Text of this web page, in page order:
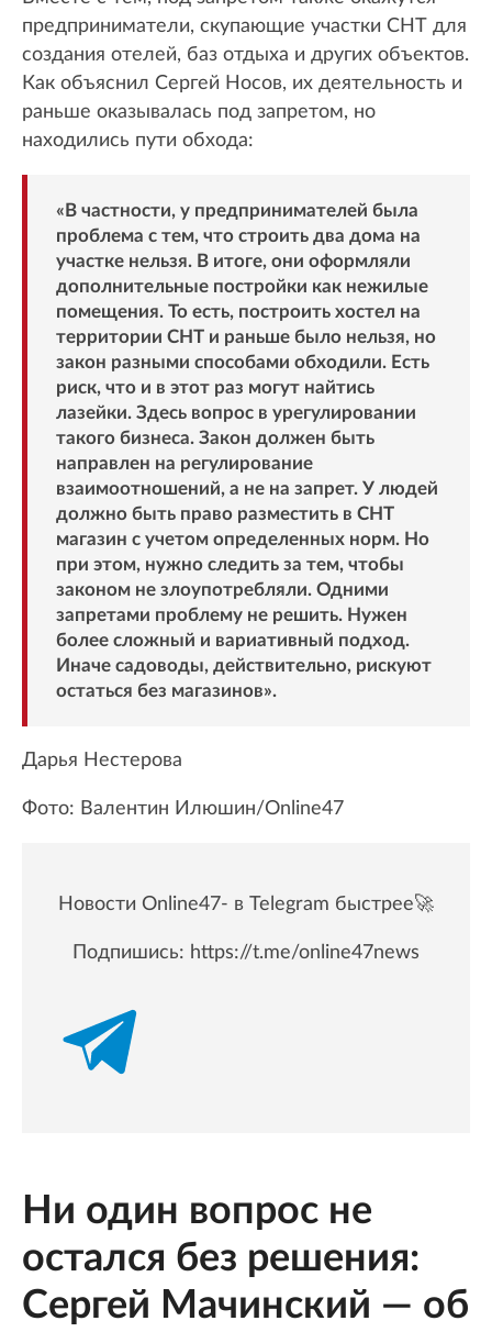
предприниматели, скупающие участки СНТ для
создания отелей, баз отдыха и других объектов.
Как объяснил Сергей Носов, их деятельность и
раньше оказывалась под запретом, но
находились пути обхода:
«В частности, у предпринимателей была
проблема с тем, что строить два дома на
участке нельзя. В итоге, они оформляли
дополнительные постройки как нежилые
помещения. То есть, построить хостел на
территории СНТ и раньше было нельзя, но
закон разными способами обходили. Есть
риск, что и в этот раз могут найтись
лазейки. Здесь вопрос в урегулировании
такого бизнеса. Закон должен быть
направлен на регулирование
взаимоотношений, а не на запрет. У людей
должно быть право разместить в СНТ
магазин с учетом определенных норм. Но
при этом, нужно следить за тем, чтобы
законом не злоупотребляли. Одними
запретами проблему не решить. Нужен
более сложный и вариативный подход.
Иначе садоводы, действительно, рискуют
остаться без магазинов».
Дарья Нестерова
Фото: Валентин Илюшин/Online47
Новости Online47- в Telegram быстрее🚀
Подпишись: https://t.me/online47news
Ни один вопрос не
остался без решения:
Сергей Мачинский — об